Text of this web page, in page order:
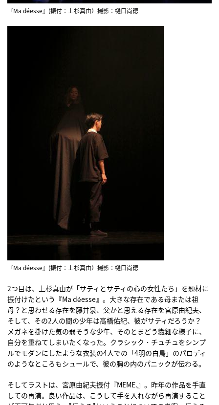
『Ma déesse』(振付：上杉真由）撮影：樋口尚徳
『Ma déesse』(振付：上杉真由）撮影：樋口尚徳
2つ目は、上杉真由が「サティとサティの心の女性たち」を題材に
振付けたという『Ma déesse』。大きな存在である母または祖
母？と思わせる存在を藤井泉、父かと思える存在を宮原由紀夫、
そして、その2人の間の少年は高橋佑紀、彼がサティだろうか？
メガネを掛けた気の弱そうな少年、そのとまどう繊細な様子に、
自分を重ねてしまいたくなった。クラシック・チュチュをシンプ
ルでモダンにしたような衣装の4人での「4羽の白鳥」のパロディ
のようなところもシュールで、彼の胸の内のパニックが伝わる。
そしてラストは、宮原由紀夫振付『MEME.』。昨年の作品を手直
しての再演。良い作品は、こうして手を入れながら再演すること